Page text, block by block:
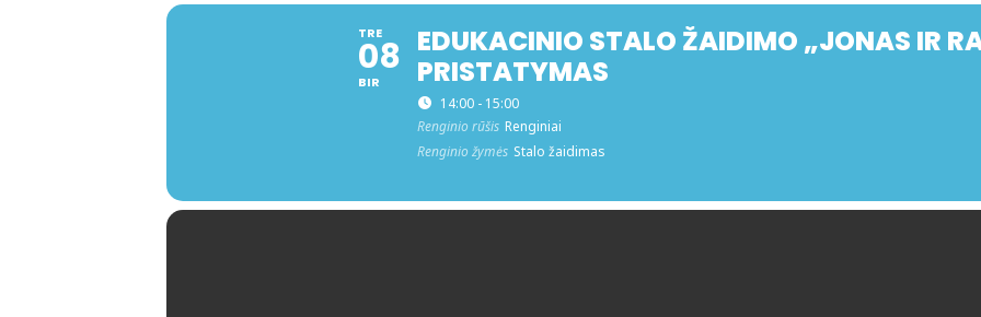
TRE
08
BIR
EDUKACINIO STALO ŽAIDIMO „JONAS IR
PRISTATYMAS
14:00 - 15:00
Renginio rūšis Renginiai
Renginio žymės Stalo žaidimas